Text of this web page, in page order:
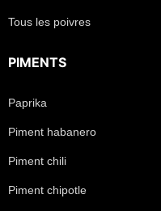
Tous les poivres
PIMENTS
Paprika
Piment habanero
Piment chili
Piment chipotle